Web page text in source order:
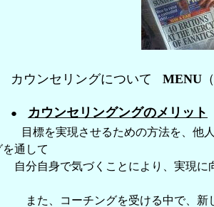
カウンセリングについて MENU
カウンセリングングのメリット
目標を実現させるための方法を、他
通して
で気づくことにより、実現に向
コーチングを受ける中で、新しい